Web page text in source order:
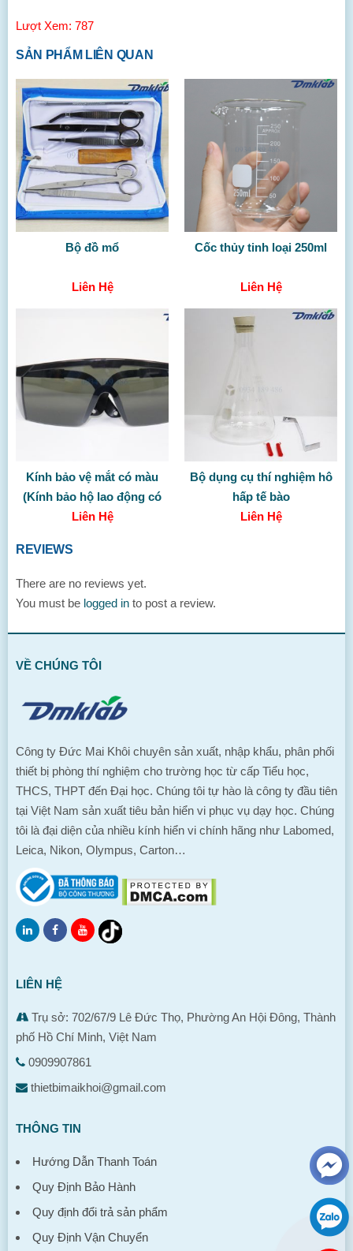
Lượt Xem: 787
SẢN PHẨM LIÊN QUAN
Bộ đồ mổ
Liên Hệ
Cốc thủy tinh loại 250ml
Liên Hệ
Kính bảo vệ mắt có màu
(Kính bảo hộ lao động có
màu)
Liên Hệ
Bộ dụng cụ thí nghiệm hô
hấp tế bào
Liên Hệ
REVIEWS
There are no reviews yet.
You must be logged in to post a review.
VỀ CHÚNG TÔI
Công ty Đức Mai Khôi chuyên sản xuất, nhập khẩu, phân phối
thiết bị phòng thí nghiệm cho trường học từ cấp Tiểu học,
THCS, THPT đến Đại học. Chúng tôi tự hào là công ty đầu tiên
tại Việt Nam sản xuất tiêu bản hiển vi phục vụ dạy học. Chúng
tôi là đại diện của nhiều kính hiển vi chính hãng như Labomed,
Leica, Nikon, Olympus, Carton…
LIÊN HỆ
Trụ sở: 702/67/9 Lê Đức Thọ, Phường An Hội Đông, Thành
phố Hồ Chí Minh, Việt Nam
0909907861
thietbimaikhoi@gmail.com
THÔNG TIN
Hướng Dẫn Thanh Toán
Quy Định Bảo Hành
Quy định đổi trả sản phẩm
Quy Định Vận Chuyển